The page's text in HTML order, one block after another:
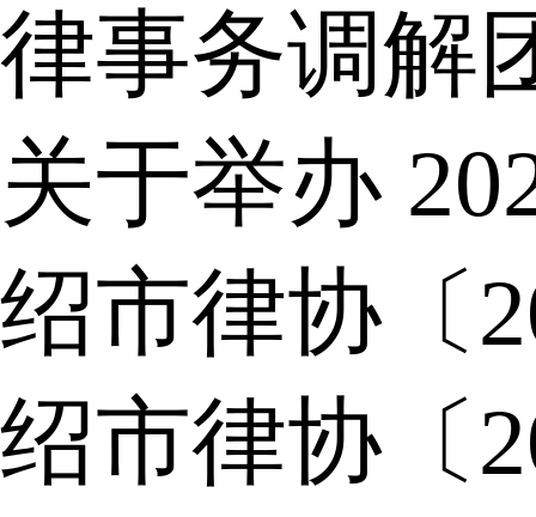
律事务调解
关于举办
绍市律协〔
绍市律协〔